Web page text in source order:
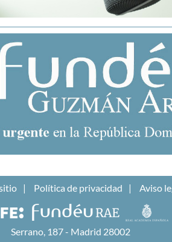
Política de privacidad Aviso
Serrano, 187 - Madrid 28002